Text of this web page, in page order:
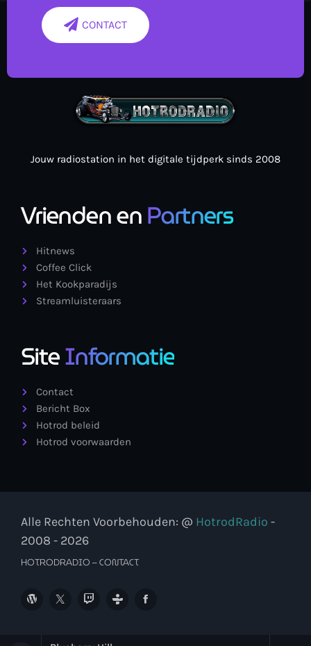
CONTACT
Jouw radiostation in het digitale tijdperk sinds 2008
Vrienden enPartners
Hitnews
Coffee Click
Het Kookparadijs
Streamluisteraars
SiteInformatie
Contact
Bericht Box
Hotrod beleid
Hotrod voorwaarden
Alle Rechten Voorbehouden: @ HotrodRadio -
2008 - 2026
HOTRODRADIO – CONTACT